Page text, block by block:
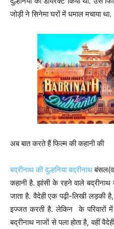
जोड़ी ने सिनेमा घरों में धमाल मचाया था.
अब बात करते हैं फिल्म की कहानी की
बद्रीनाथ की दुल्हनिया बद्रीनाथ
कहानी है. झांसी के रहने वाले बद्रीनाथ
जाता है. वैदेही एक पढ़ी-लिखी लड़की
इज्जत करती है. लेकिन के परिवारों
बद्रीनाथ नाजों से पला होता है, वहीं